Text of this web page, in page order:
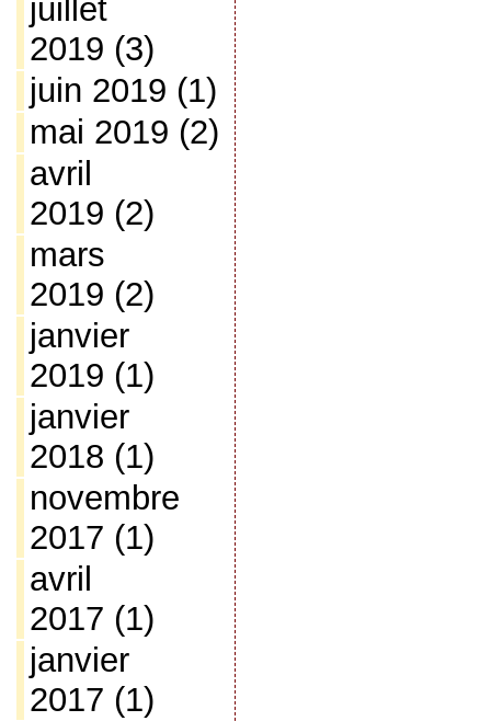
juillet
2019 (3)
juin 2019 (1)
mai 2019 (2)
avril
2019 (2)
mars
2019 (2)
janvier
2019 (1)
janvier
2018 (1)
novembre
2017 (1)
avril
2017 (1)
janvier
2017 (1)